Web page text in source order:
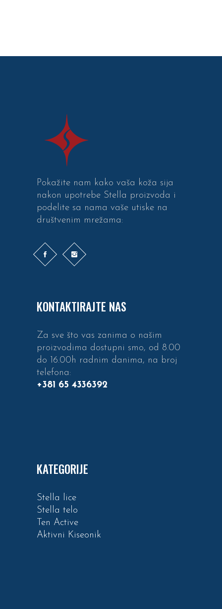
Pokažite nam kako vaša koža sija
nakon upotrebe Stella proizvoda i
podelite sa nama vaše utiske na
društvenim mrežama:
KONTAKTIRAJTE NAS
Za sve što vas zanima o našim
proizvodima dostupni smo, od 8.00
do 16.00h radnim danima, na broj
telefona:
+381 65 4336392
KATEGORIJE
Stella lice
Stella telo
Ten Active
Aktivni Kiseonik